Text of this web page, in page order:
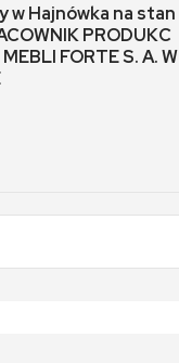
w Hajnówka na stan
PRODUKC
FORTE S. A. W